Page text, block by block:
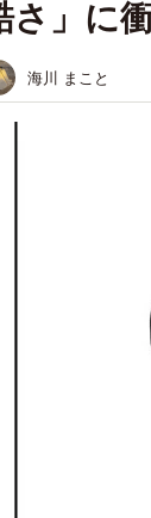
さ」に
海川 まこと